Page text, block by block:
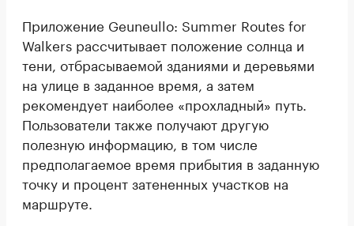
Приложение Geuneullo: Summer Routes for
Walkers рассчитывает положение солнца и
тени, отбрасываемой зданиями и деревьями
на улице в заданное время, а затем
рекомендует наиболее «прохладный» путь.
Пользователи также получают другую
полезную информацию, в том числе
предполагаемое время прибытия в заданную
точку и процент затененных участков на
маршруте.